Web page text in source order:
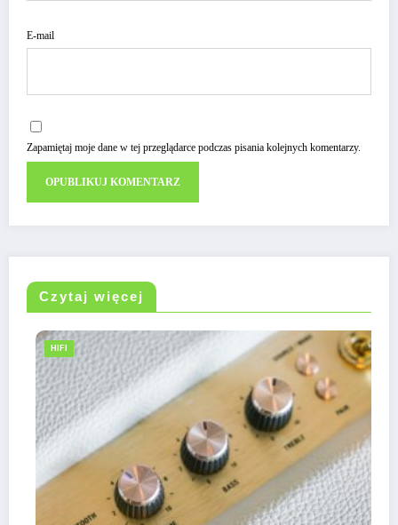
E-mail
Zapamiętaj moje dane w tej przeglądarce podczas pisania kolejnych komentarzy.
Czytaj więcej
HIFI